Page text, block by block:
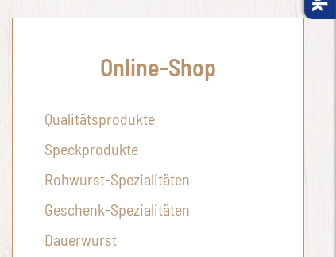
Online-Shop
Qualitätsprodukte
Speckprodukte
Rohwurst-Spezialitäten
Geschenk-Spezialitäten
Dauerwurst